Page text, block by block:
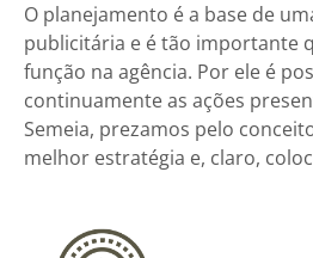
O planejamento é a base de
publicitária e é tão importante
função na agência. Por ele é
continuamente as ações
Semeia, prezamos pelo
melhor estratégia e, claro,